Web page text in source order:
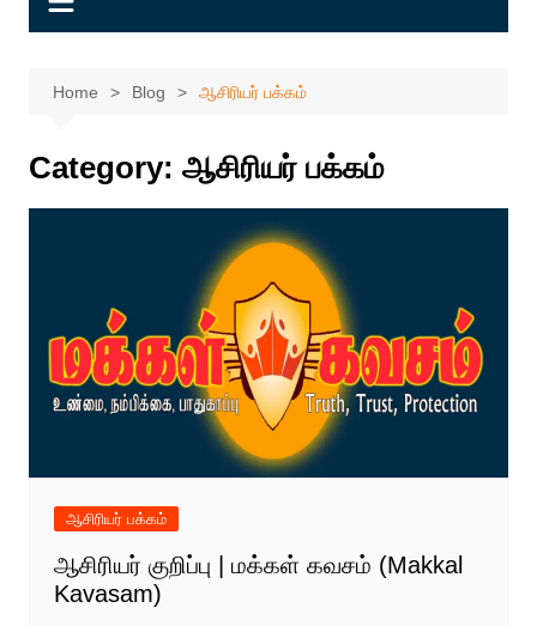
Home Blog ஆசிரியர் பக்கம்
Category: ஆசிரியர் பக்கம்
ஆசிரியர் பக்கம்
ஆசிரியர் குறிப்பு | மக்கள் கவசம் (Makkal
Kavasam)